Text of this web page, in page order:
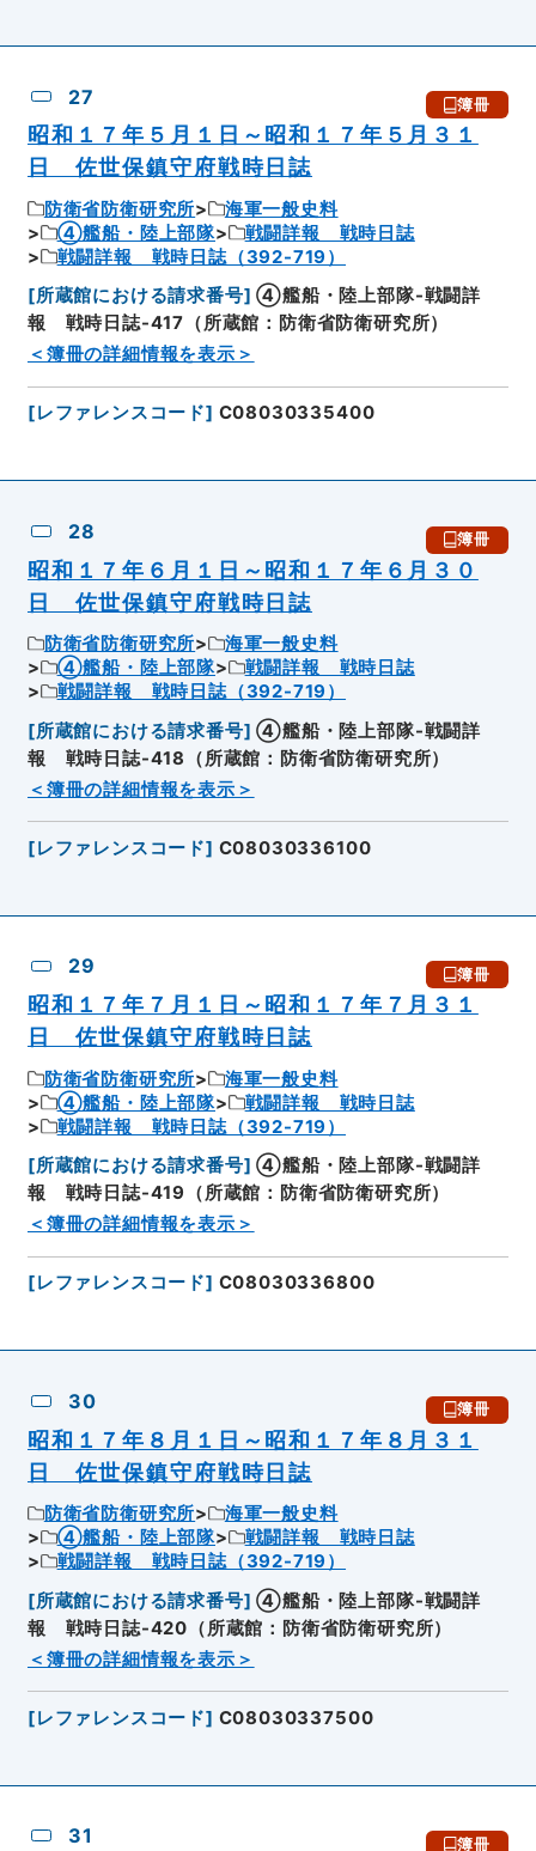
27 簿冊
昭和１７年５月１日～昭和１７年５月３１
日 佐世保鎮守府戦時日誌
防衛省防衛研究所
海軍一般史料
④艦船・陸上部隊
戦闘詳報 戦時日誌
戦闘詳報 戦時日誌（392-719）
[所蔵館における請求番号] ④艦船・陸上部隊-戦闘詳
報 戦時日誌-417（所蔵館：防衛省防衛研究所）
＜簿冊の詳細情報を表示＞
[レファレンスコード] C08030335400
28 簿冊
昭和１７年６月１日～昭和１７年６月３０
日 佐世保鎮守府戦時日誌
防衛省防衛研究所
海軍一般史料
④艦船・陸上部隊
戦闘詳報 戦時日誌
戦闘詳報 戦時日誌（392-719）
[所蔵館における請求番号] ④艦船・陸上部隊-戦闘詳
報 戦時日誌-418（所蔵館：防衛省防衛研究所）
＜簿冊の詳細情報を表示＞
[レファレンスコード] C08030336100
29 簿冊
昭和１７年７月１日～昭和１７年７月３１
日 佐世保鎮守府戦時日誌
防衛省防衛研究所
海軍一般史料
④艦船・陸上部隊
戦闘詳報 戦時日誌
戦闘詳報 戦時日誌（392-719）
[所蔵館における請求番号] ④艦船・陸上部隊-戦闘詳
報 戦時日誌-419（所蔵館：防衛省防衛研究所）
＜簿冊の詳細情報を表示＞
[レファレンスコード] C08030336800
30 簿冊
昭和１７年８月１日～昭和１７年８月３１
日 佐世保鎮守府戦時日誌
防衛省防衛研究所
海軍一般史料
④艦船・陸上部隊
戦闘詳報 戦時日誌
戦闘詳報 戦時日誌（392-719）
[所蔵館における請求番号] ④艦船・陸上部隊-戦闘詳
報 戦時日誌-420（所蔵館：防衛省防衛研究所）
＜簿冊の詳細情報を表示＞
[レファレンスコード] C08030337500
31 簿冊